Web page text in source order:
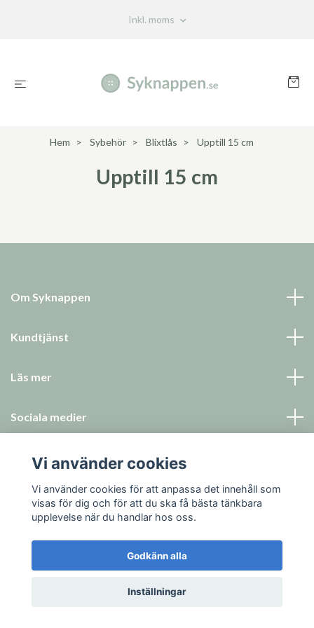
Inkl. moms
Hem Sybehör Blixtlås Upptill 15 cm
Upptill 15 cm
Om Syknappen
Kundtjänst
Läs mer
Sociala medier
© 2026 Syknappen
Vi använder cookies
Vi använder cookies för att anpassa det innehåll som
visas för dig och för att du ska få bästa tänkbara
upplevelse när du handlar hos oss.
Godkänn alla
Inställningar